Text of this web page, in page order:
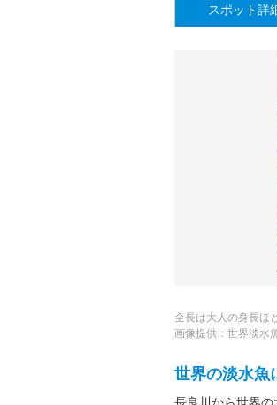
スポット詳
全長は大人の身長ほ
画像提供：世界淡水
世界の淡水魚